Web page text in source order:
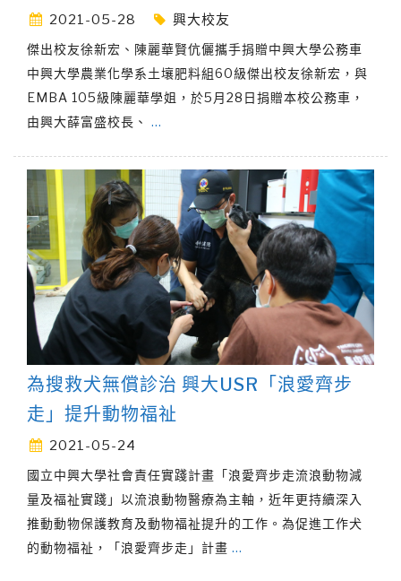
2021-05-28 興大校友
傑出校友徐新宏、陳麗華賢伉儷攜手捐贈中興大學公務車
中興大學農業化學系土壤肥料組60級傑出校友徐新宏，與
EMBA 105級陳麗華學姐，於5月28日捐贈本校公務車，
由興大薛富盛校長、 …
為搜救犬無償診治 興大USR「浪愛齊步
走」提升動物福祉
2021-05-24
國立中興大學社會責任實踐計畫「浪愛齊步走流浪動物減
量及福祉實踐」以流浪動物醫療為主軸，近年更持續深入
推動動物保護教育及動物福祉提升的工作。為促進工作犬
的動物福祉，「浪愛齊步走」計畫 …